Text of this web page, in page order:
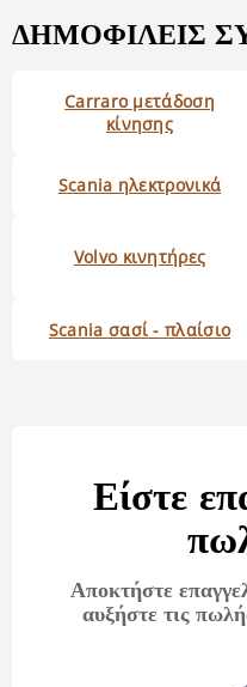
ΔΗΜΟΦΙΛΕΊΣ
Carraro μετάδοση
κίνησης
Scania ηλεκτρονικά
Volvo κινητήρες
Scania σασί - πλαίσιο
Είστε
Αποκτήστε
αυξήστε τις